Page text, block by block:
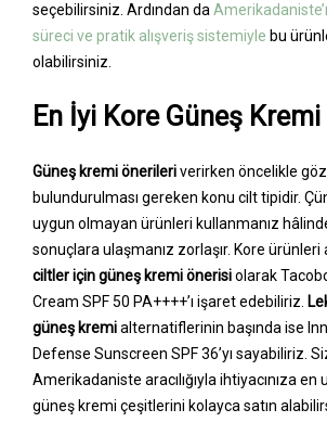
seçebilirsiniz. Ardından da
süreci ve pratik alışveriş sistemiyle bu
olabilirsiniz.
En İyi Kore Güneş
Güneş kremi önerileriverirken öncelikle
bulundurulması gereken konu cilt tipidir.
uygun olmayan ürünleri kullanmanız
sonuçlara ulaşmanız zorlaşır. Kore ürünleri
ciltler için güneş kremi önerisiolarak
Cream SPF 50 PA++++’ı işaret edebiliriz.
güneş kremialternatiflerinin başında ise
Defense Sunscreen SPF 36’yı sayabiliriz.
Amerikadaniste aracılığıyla ihtiyacınıza en
güneş kremi çeşitlerini kolayca satın